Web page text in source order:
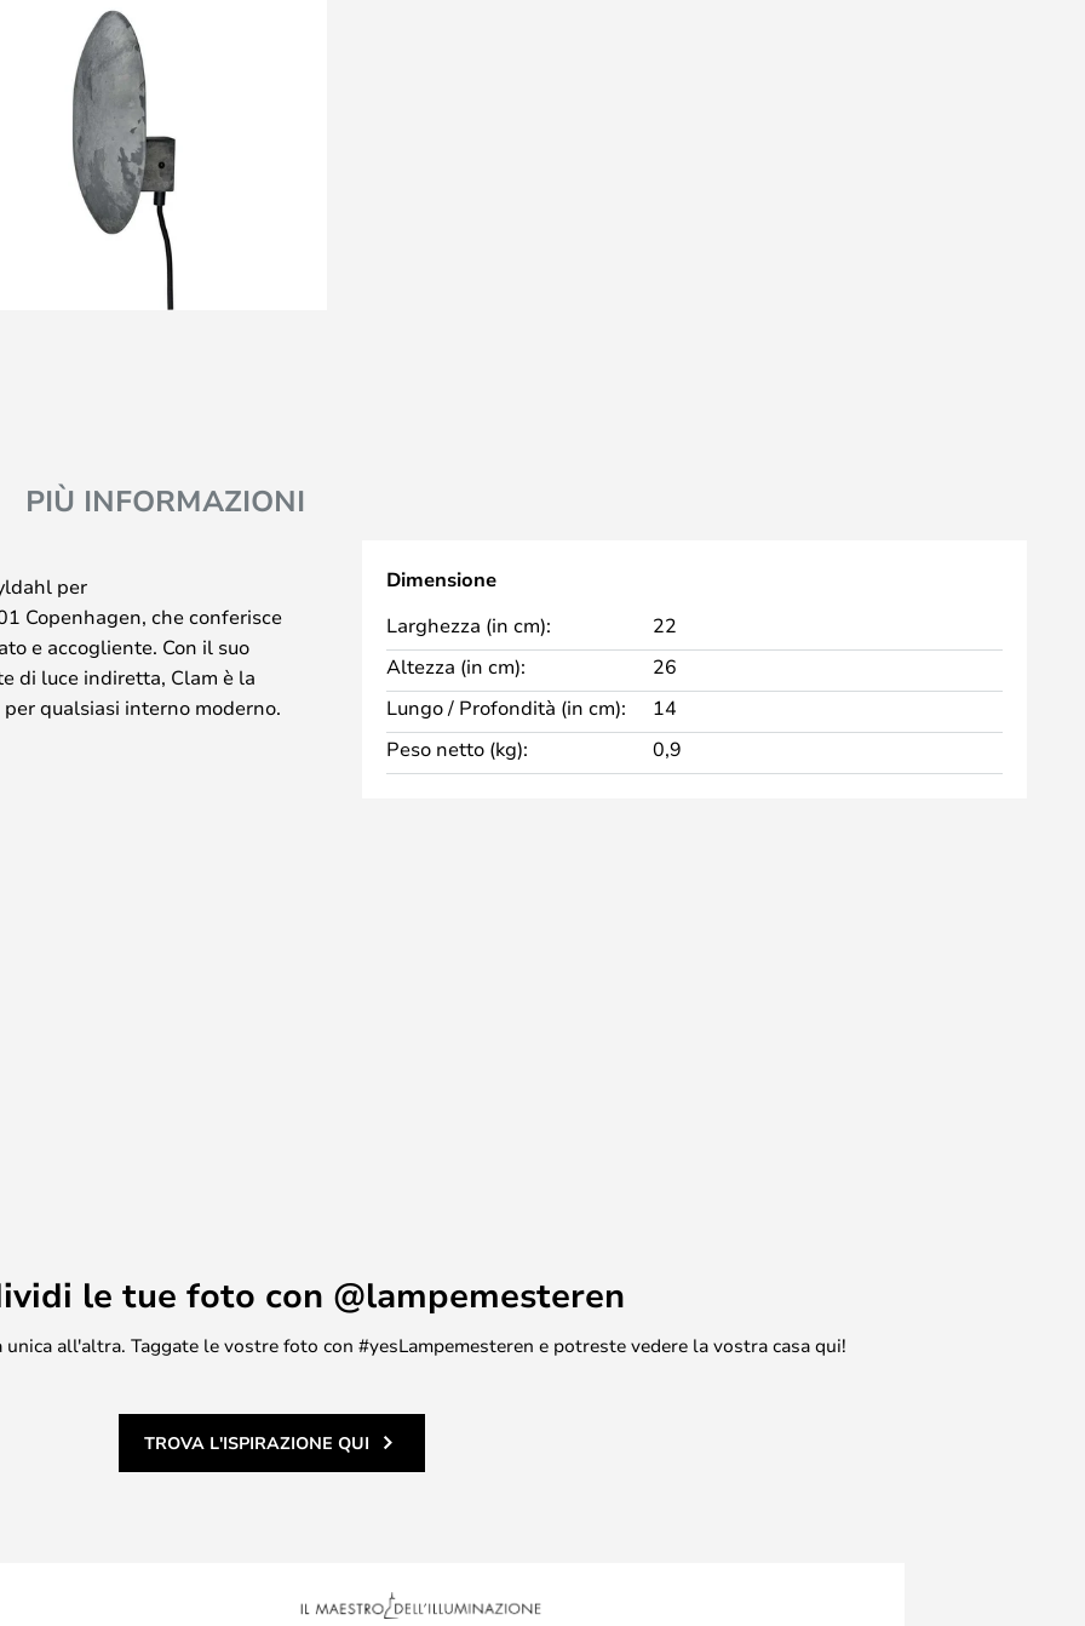
PIÙ INFORMAZIONI
per
Copenhagen, che conferisce
e accogliente. Con il suo
di luce indiretta, Clam è la
qualsiasi interno moderno.
questa lampada ha un
e la forma della lampada
facile da montare a parete e
a seconda delle esigenze e
accogliente. L'applique Clam è
sofisticata e
Dimensione
Larghezza (in cm):
22
Altezza (in cm):
26
Lungo / Profondità (in cm):
14
Peso netto (kg):
0,9
le tue foto con @lampemesteren
all'altra. Taggate le vostre foto con #yesLampemesteren e potreste vedere la vostra casa qui!
TROVA L'ISPIRAZIONE QUI